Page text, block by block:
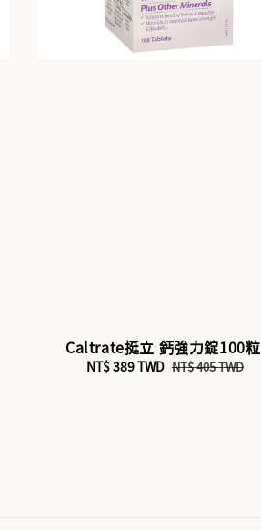
Caltrate挺立 鈣強力錠100粒
Sale
NT$ 389 TWD Regular
NT$ 405 TWD